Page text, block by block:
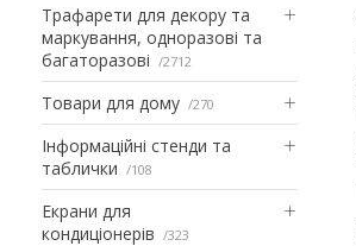
Трафарети для декору та
маркування, одноразові та
багаторазові
2712
Товари для дому 270
Інформаційні стенди та
таблички
108
Екрани для
кондиціонерів
323